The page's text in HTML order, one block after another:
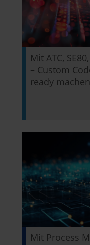
Mit ATC,
– Custom
ready machen
Mit Process